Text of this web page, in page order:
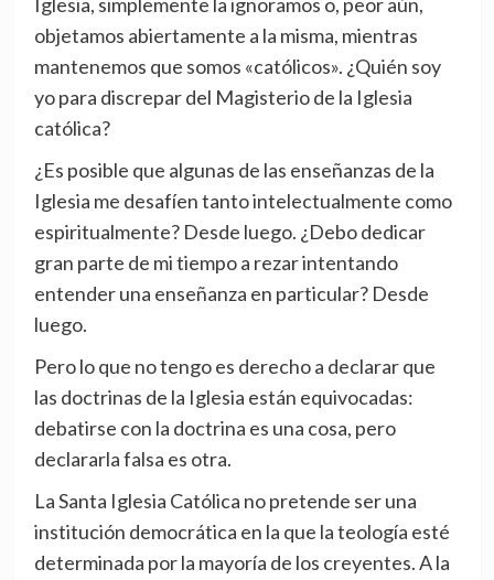
Iglesia, simplemente la ignoramos o, peor aún,
objetamos abiertamente a la misma, mientras
mantenemos que somos «católicos». ¿Quién soy
yo para discrepar del Magisterio de la Iglesia
católica?
¿Es posible que algunas de las enseñanzas de la
Iglesia me desafíen tanto intelectualmente como
espiritualmente? Desde luego. ¿Debo dedicar
gran parte de mi tiempo a rezar intentando
entender una enseñanza en particular? Desde
luego.
Pero lo que no tengo es derecho a declarar que
las doctrinas de la Iglesia están equivocadas:
debatirse con la doctrina es una cosa, pero
declararla falsa es otra.
La Santa Iglesia Católica no pretende ser una
institución democrática en la que la teología esté
determinada por la mayoría de los creyentes. A la